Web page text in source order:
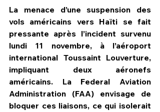
La menace d’une suspension des
vols américains vers Haïti se fait
pressante après l’incident survenu
lundi 11 novembre, à l’aéroport
international Toussaint Louverture,
impliquant deux aéronefs
américains. La Federal Aviation
Administration (FAA) envisage de
bloquer ces liaisons, ce qui isolerait